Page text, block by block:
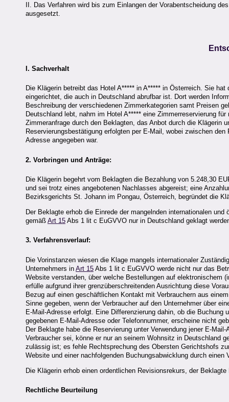
II. Das Verfahren wird bis zum Einlangen der Vorabentscheidung
ausgesetzt.
I. Sachverhalt
Die Klägerin betreibt das Hotel A***** in A***** in Österreich. Sie
eingerichtet, die auch in Deutschland abrufbar ist. Dort werden
Beschreibung der verschiedenen Zimmerkategorien samt Preisen
Deutschland lebt, nahm im Hotel A***** eine Zimmerreservierung
Zimmeranfrage durch den Beklagten, das Anbot durch die Klägerin
Reservierungsbestätigung erfolgten per E-Mail, wobei zwischen
Adresse angegeben war.
2. Vorbringen und Anträge:
Die Klägerin begehrt vom Beklagten die Bezahlung von 5.248,30
und sei trotz eines angebotenen Nachlasses abgereist; eine
Bezirksgerichts St. Johann im Pongau, Österreich, begründet die
Der Beklagte erhob die Einrede der mangelnden internationalen
gemäß Art 15 Abs 1 lit c EuGVVO nur in Deutschland geklagt
3. Verfahrensverlauf:
Die Vorinstanzen wiesen die Klage mangels internationaler
Unternehmers in Art 15 Abs 1 lit c EuGVVO werde nicht nur das
Website verstanden, über welche Bestellungen auf elektronischem
erfülle aufgrund ihrer grenzüberschreitenden Ausrichtung diese
Bezug auf einen geschäftlichen Kontakt mit Verbrauchern aus
Sinne gegeben, wenn der Verbraucher auf den Unternehmer über
E-Mail-Adresse erfolgt. Eine Differenzierung dahin, ob die Buchung
gegebenen E-Mail-Adresse oder Telefonnummer, erscheine nicht
Der Beklagte habe die Reservierung unter Verwendung jener E-
Verbraucher sei, könne er nur an seinem Wohnsitz in Deutschland
zulässig ist; es fehle Rechtsprechung des Obersten Gerichtshofs
Website und einer nachfolgenden Buchungsabwicklung durch einen
Die Klägerin erhob einen ordentlichen Revisionsrekurs, der
Rechtliche Beurteilung